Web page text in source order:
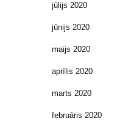
jūlijs 2020
jūnijs 2020
maijs 2020
aprīlis 2020
marts 2020
februāris 2020